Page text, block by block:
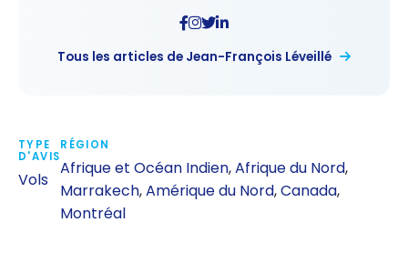
Tous les articles de Jean-François Léveillé
TYPE
D'AVIS
Vols
RÉGION
Afrique et Océan Indien,Afrique du Nord,
Marrakech,Amérique du Nord,Canada,
Montréal